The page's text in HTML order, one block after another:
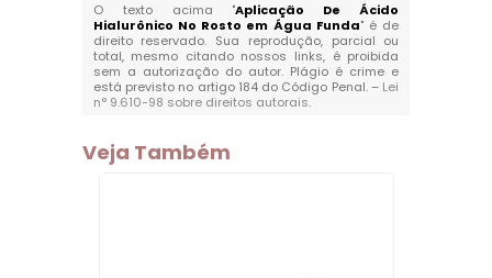
O texto acima "Aplicação De Ácido
Hialurônico No Rosto em Água Funda" é de
direito reservado. Sua reprodução, parcial ou
total, mesmo citando nossos links, é proibida
sem a autorização do autor. Plágio é crime e
está previsto no artigo 184 do Código Penal. – Lei
n° 9.610-98 sobre direitos autorais.
Veja Também